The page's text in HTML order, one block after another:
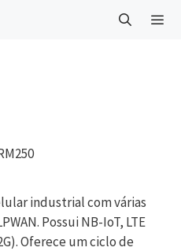
industrial com várias
Possui NB-IoT, LTE
Oferece um ciclo de